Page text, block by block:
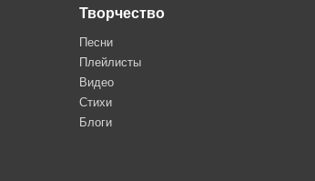
Творчество
Песни
Плейлисты
Видео
Стихи
Блоги